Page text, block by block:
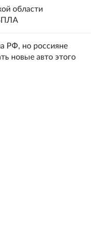
области
РФ, но россияне
новые авто этого